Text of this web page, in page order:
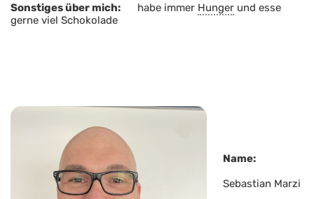
Sonstiges über mich: habe immer Hunger und esse
gerne viel Schokolade
Name:
Sebastian Marzi